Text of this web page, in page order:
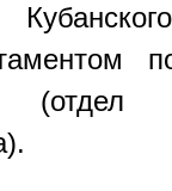
(отдел